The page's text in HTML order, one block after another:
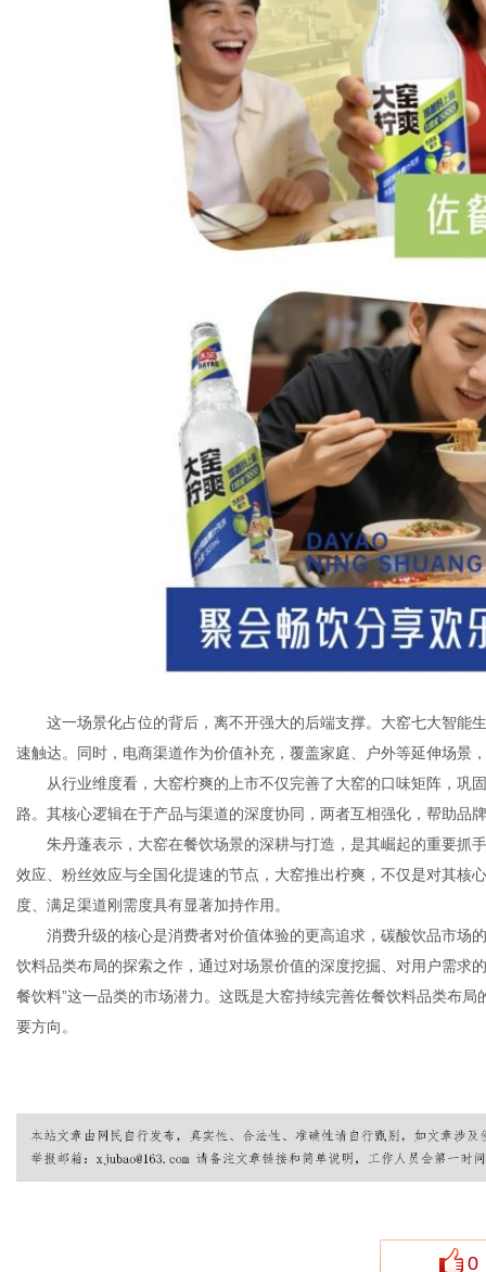
这一场景化占位的背后，离不开强大的后端支撑。大窑七大智能
速触达。同时，电商渠道作为价值补充，覆盖家庭、户外等延伸场景
从行业维度看，大窑柠爽的上市不仅完善了大窑的口味矩阵，巩
路。其核心逻辑在于产品与渠道的深度协同，两者互相强化，帮助品
朱丹蓬表示，大窑在餐饮场景的深耕与打造，是其崛起的重要抓
效应、粉丝效应与全国化提速的节点，大窑推出柠爽，不仅是对其核
度、满足渠道刚需度具有显著加持作用。
消费升级的核心是消费者对价值体验的更高追求，碳酸饮品市场
饮料品类布局的探索之作，通过对场景价值的深度挖掘、对用户需求
餐饮料”这一品类的市场潜力。这既是大窑持续完善佐餐饮料品类布
要方向。
0